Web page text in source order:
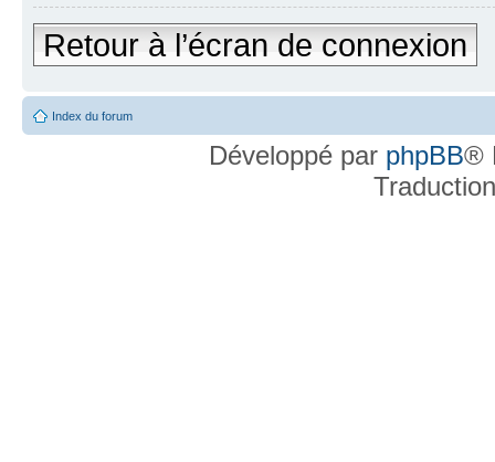
Retour à l’écran de connexion
Index du forum
Développé par phpBB®